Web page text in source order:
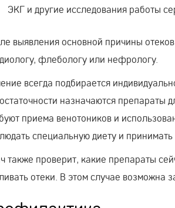
ЭКГ и другие исследования работы
выявления основной причины
флебологу или нефрологу.
всегда подбирается
назначаются
приема венотоников и
специальную диету и
также проверит, какие препараты
отеки. В этом случае возможна